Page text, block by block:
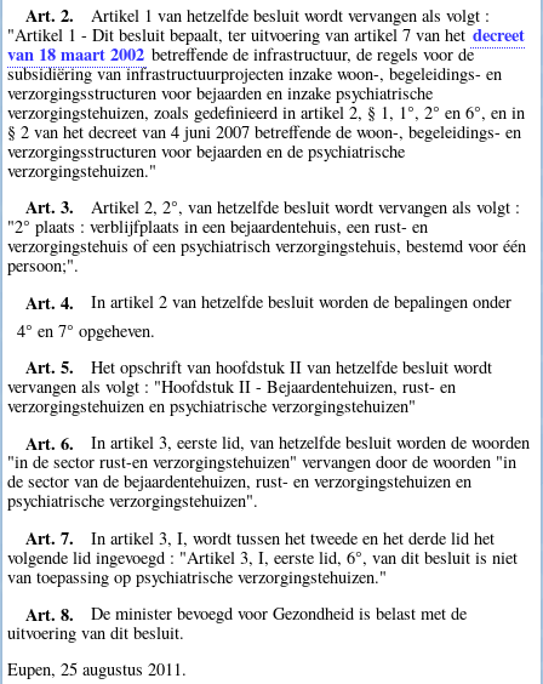
Art. 2.
Artikel 1 van hetzelfde besluit wordt vervangen als volgt :
"Artikel 1 - Dit besluit bepaalt, ter uitvoering van artikel 7 van het decreet
van 18 maart 2002 betreffende de infrastructuur, de regels voor de
subsidiëring van infrastructuurprojecten inzake woon-, begeleidings- en
verzorgingsstructuren voor bejaarden en inzake psychiatrische
verzorgingstehuizen, zoals gedefinieerd in artikel 2, § 1, 1°, 2° en 6°, en in
§ 2 van het decreet van 4 juni 2007 betreffende de woon-, begeleidings- en
verzorgingsstructuren voor bejaarden en de psychiatrische
verzorgingstehuizen."
Art. 3.
Artikel 2, 2°, van hetzelfde besluit wordt vervangen als volgt :
"2° plaats : verblijfplaats in een bejaardentehuis, een rust- en
verzorgingstehuis of een psychiatrisch verzorgingstehuis, bestemd voor één
persoon;".
Art. 4.
In artikel 2 van hetzelfde besluit worden de bepalingen onder
4° en 7° opgeheven.
Art. 5.
Het opschrift van hoofdstuk II van hetzelfde besluit wordt
vervangen als volgt : "Hoofdstuk II - Bejaardentehuizen, rust- en
verzorgingstehuizen en psychiatrische verzorgingstehuizen"
Art. 6.
In artikel 3, eerste lid, van hetzelfde besluit worden de woorden
"in de sector rust-en verzorgingstehuizen" vervangen door de woorden "in
de sector van de bejaardentehuizen, rust- en verzorgingstehuizen en
psychiatrische verzorgingstehuizen".
Art. 7.
In artikel 3, I, wordt tussen het tweede en het derde lid het
volgende lid ingevoegd : "Artikel 3, I, eerste lid, 6°, van dit besluit is niet
van toepassing op psychiatrische verzorgingstehuizen."
Art. 8.
De minister bevoegd voor Gezondheid is belast met de
uitvoering van dit besluit.
Eupen, 25 augustus 2011.